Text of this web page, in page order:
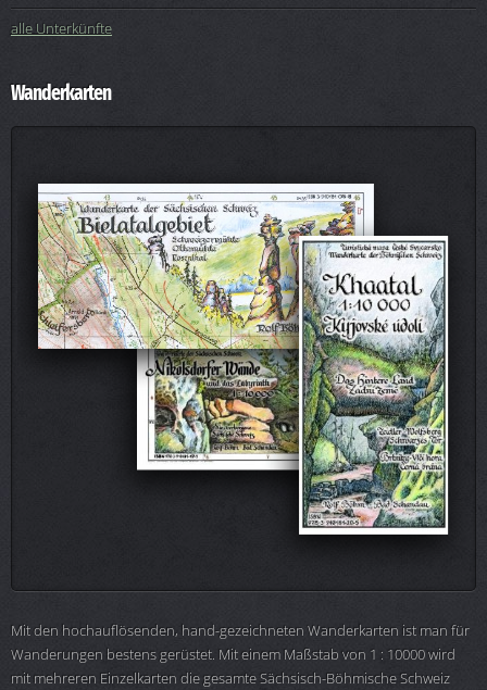
alle Unterkünfte
Wanderkarten
Mit den hochauflösenden, hand-gezeichneten Wanderkarten ist man für
Wanderungen bestens gerüstet. Mit einem Maßstab von 1 : 10000 wird
mit mehreren Einzelkarten die gesamte Sächsisch-Böhmische Schweiz